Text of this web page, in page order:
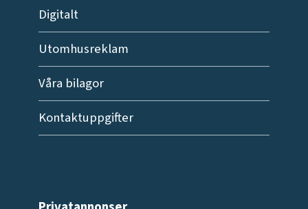
Digitalt
Utomhusreklam
Våra bilagor
Kontaktuppgifter